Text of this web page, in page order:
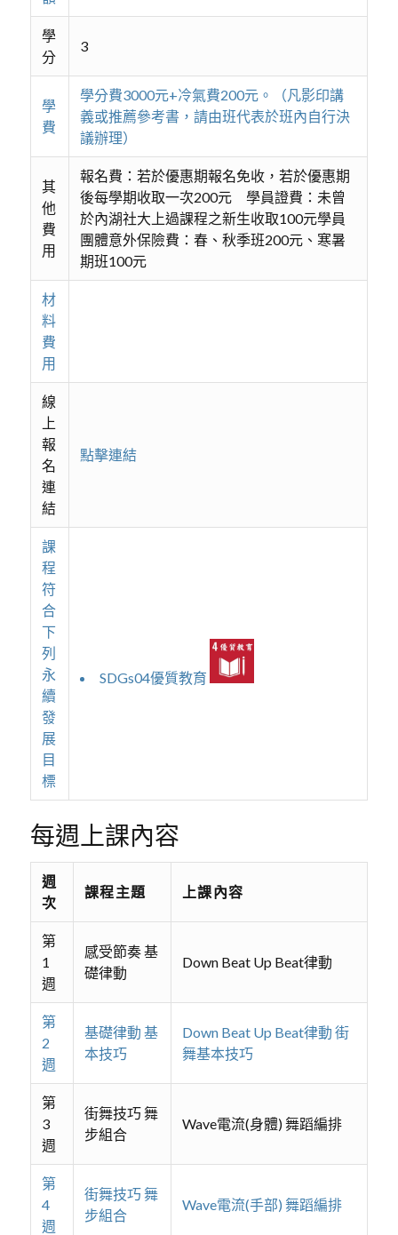
學
分
3
學
費
學分費3000元+冷氣費200元。（凡影印講
義或推薦參考書，請由班代表於班內自行決
議辦理）
其
他
費
用
報名費：若於優惠期報名免收，若於優惠期
後每學期收取一次200元 學員證費：未曾
於內湖社大上過課程之新生收取100元學員
團體意外保險費：春、秋季班200元、寒暑
期班100元
材
料
費
用
線
上
報
名
連
結
點擊連結
課
程
符
合
下
列
永
續
發
展
目
標
SDGs04優質教育
每週上課內容
週
次
課程主題 上課內容
第
1
週
感受節奏 基
礎律動
Down Beat Up Beat律動
第
2
週
基礎律動 基
本技巧
Down Beat Up Beat律動 街
舞基本技巧
第
3
週
街舞技巧 舞
步組合
Wave電流(身體) 舞蹈編排
第
4
週
街舞技巧 舞
步組合
Wave電流(手部) 舞蹈編排